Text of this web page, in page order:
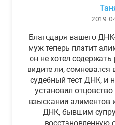
2019-
Благодаря вашего
муж теперь платит
он не хотел
видите ли, сомневался
судебный тест ДНК, и
установил
взыскании алиментов
ДНК, бывшим
восстановленную